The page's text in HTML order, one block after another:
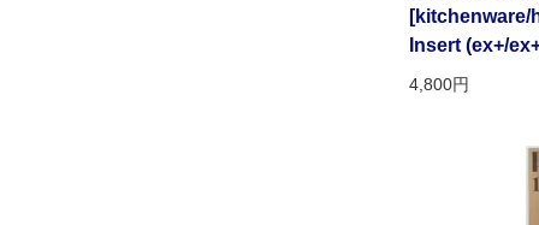
[kitchenware/
Insert (ex+/
4,800円